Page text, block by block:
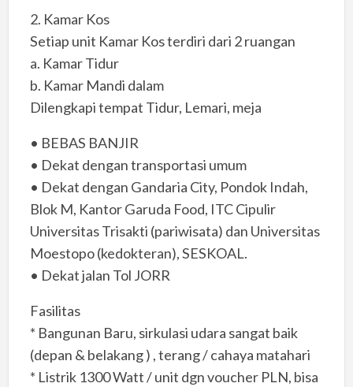
2. Kamar Kos
Setiap unit Kamar Kos terdiri dari 2 ruangan
a. Kamar Tidur
b. Kamar Mandi dalam
Dilengkapi tempat Tidur, Lemari, meja
• BEBAS BANJIR
• Dekat dengan transportasi umum
• Dekat dengan Gandaria City, Pondok Indah,
Blok M, Kantor Garuda Food, ITC Cipulir
Universitas Trisakti (pariwisata) dan Universitas
Moestopo (kedokteran), SESKOAL.
• Dekat jalan Tol JORR
Fasilitas
* Bangunan Baru, sirkulasi udara sangat baik
(depan & belakang ) , terang / cahaya matahari
* Listrik 1300 Watt / unit dgn voucher PLN, bisa